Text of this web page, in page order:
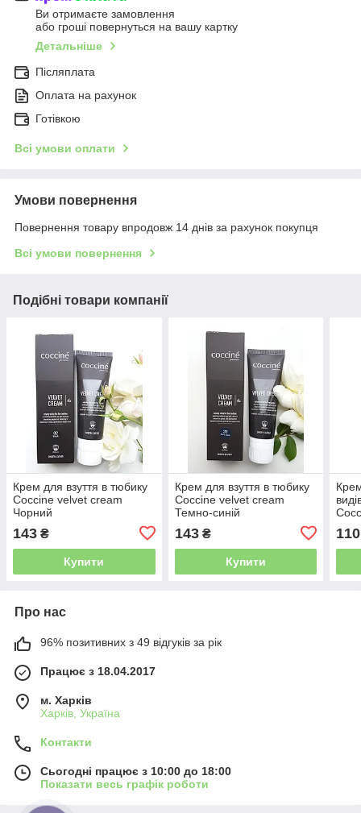
Ви отримаєте замовлення
або гроші повернуться на вашу картку
Детальніше
Післяплата
Оплата на рахунок
Готівкою
Всі умови оплати
Умови повернення
Повернення товару впродовж 14 днів за рахунок покупця
Всі умови повернення
Подібні товари компанії
Крем для взуття в тюбику
Coccine velvet cream
Чорний
143 ₴
Купити
Крем для взуття в тюбику
Coccine velvet cream
Темно-синій
143₴
Купити
110
Про нас
96% позитивних з 49 відгуків за рік
Працює з 18.04.2017
м. Харків
Харків, Україна
Контакти
Сьогодні працює з 10:00 до 18:00
Показати весь графік роботи